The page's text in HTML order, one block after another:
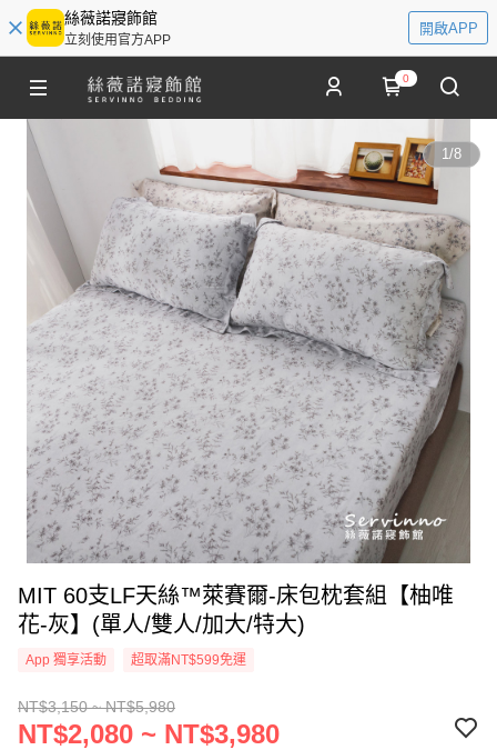
絲薇諾寢飾館
立刻使用官方APP
開啟APP
0
1/8
MIT 60支LF天絲™萊賽爾-床包枕套組【柚唯
花-灰】(單人/雙人/加大/特大)
App 獨享活動 超取滿NT$599免運
NT$3,150 ~ NT$5,980
NT$2,080 ~ NT$3,980